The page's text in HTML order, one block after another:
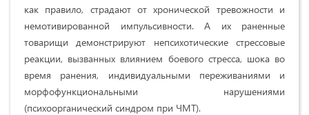
как правило, страдают от хронической тревожности и
немотивированной импульсивности. А их раненные
товарищи демонстрируют непсихотические стрессовые
реакции, вызванных влиянием боевого стресса, шока во
время ранения, индивидуальными переживаниями и
морфофункциональными нарушениями
(психоорганический синдром при ЧМТ).